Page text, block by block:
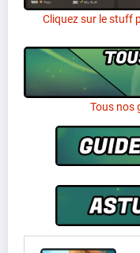
Cliquez sur le stuff
Tous nos